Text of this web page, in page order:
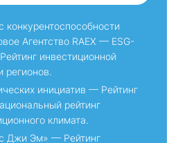
Агентство RAEX — ESG-
инвестиционной
регионов.
инициатив — Рейтинг
рейтинг
климата.
Джи Эм» — Рейтинг